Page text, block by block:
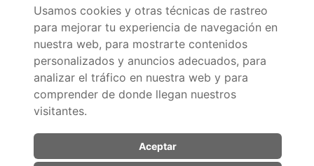
Usamos cookies y otras técnicas de rastreo
para mejorar tu experiencia de navegación en
nuestra web, para mostrarte contenidos
personalizados y anuncios adecuados, para
analizar el tráfico en nuestra web y para
comprender de donde llegan nuestros
visitantes.
Aceptar
© 2026